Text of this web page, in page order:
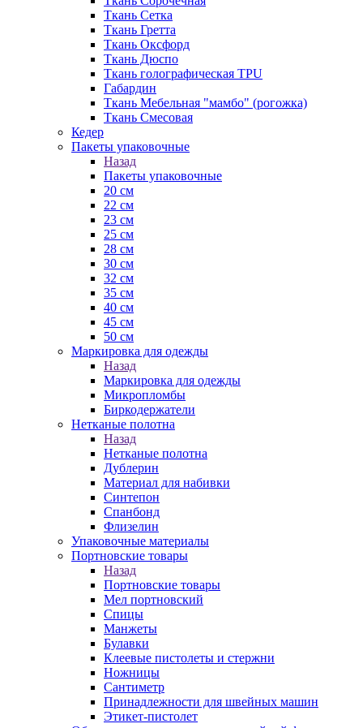
Ткань Сетка
Ткань Гретта
Ткань Оксфорд
Ткань Дюспо
Ткань голографическая TPU
Габардин
Ткань Мебельная "мамбо" (рогожка)
Ткань Смесовая
Кедер
Пакеты упаковочные
Назад
Пакеты упаковочные
20 см
22 см
23 см
25 см
28 см
30 см
32 см
35 см
40 см
45 см
50 см
Маркировка для одежды
Назад
Маркировка для одежды
Микропломбы
Биркодержатели
Нетканые полотна
Назад
Нетканые полотна
Дублерин
Материал для набивки
Синтепон
Спанбонд
Флизелин
Упаковочные материалы
Портновские товары
Назад
Портновские товары
Мел портновский
Спицы
Манжеты
Булавки
Клеевые пистолеты и стержни
Ножницы
Сантиметр
Принадлежности для швейных машин
Этикет-пистолет